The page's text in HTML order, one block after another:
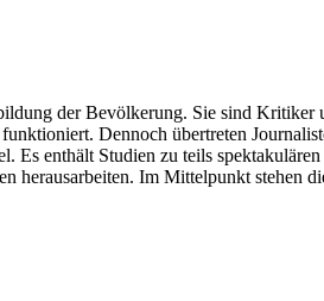
der Bevölkerung. Sie sind
Dennoch übertreten
Es enthält Studien zu teils
herausarbeiten. Im Mittelpunkt stehen